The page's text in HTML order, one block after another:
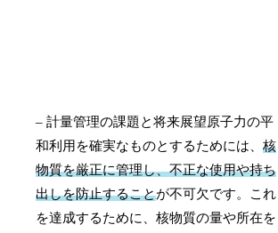
– 計量管理の課題と将来展望原子力の平
和利用を確実なものとするためには、核
物質を厳正に管理し、不正な使用や持ち
出しを防止することが不可欠です。これ
を達成するために、核物質の量や所在を